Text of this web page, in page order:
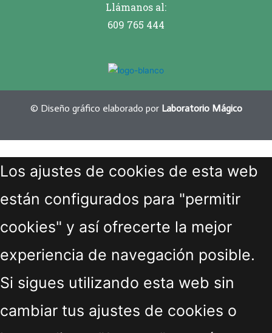
Llámanos al:
609 765 444
© Diseño gráfico elaborado por Laboratorio Mágico
Los ajustes de cookies de esta web
están configurados para "permitir
cookies" y así ofrecerte la mejor
experiencia de navegación posible.
Si sigues utilizando esta web sin
cambiar tus ajustes de cookies o